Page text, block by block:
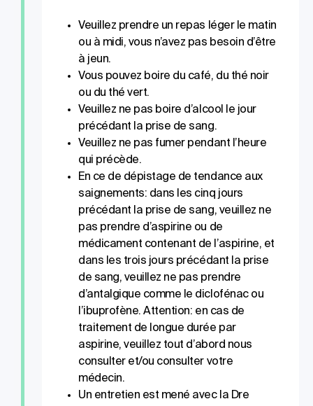
Veuillez prendre un repas léger le matin
ou à midi, vous n’avez pas besoin d’être
à jeun.
Vous pouvez boire du café, du thé noir
ou du thé vert.
Veuillez ne pas boire d’alcool le jour
précédant la prise de sang.
Veuillez ne pas fumer pendant l’heure
qui précède.
En ce de dépistage de tendance aux
saignements: dans les cinq jours
précédant la prise de sang, veuillez ne
pas prendre d’aspirine ou de
médicament contenant de l’aspirine, et
dans les trois jours précédant la prise
de sang, veuillez ne pas prendre
d’antalgique comme le diclofénac ou
l’ibuprofène. Attention: en cas de
traitement de longue durée par
aspirine, veuillez tout d’abord nous
consulter et/ou consulter votre
médecin.
Un entretien est mené avec la Dre